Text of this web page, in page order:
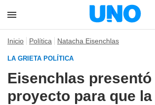
Inicio Política Natacha Eisenchlas
LA GRIETA POLÍTICA
Eisenchlas presentó
proyecto para que